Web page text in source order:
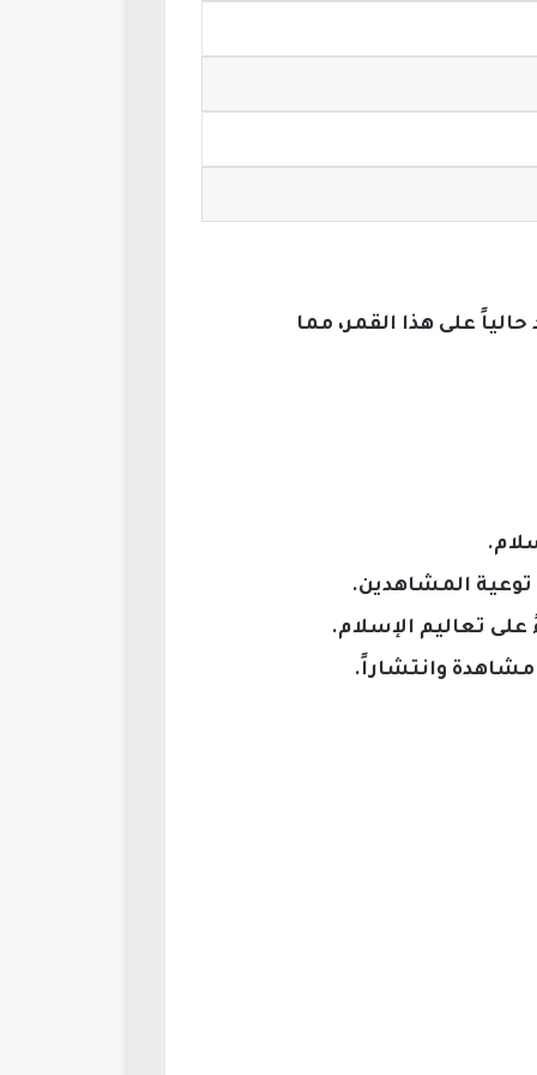
على هذا القمر، مما
توعية المشاهدين.
تعاليم الإسلام.
مشاهدة وانتشاراً.